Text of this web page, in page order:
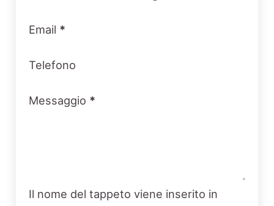
Email *
Telefono
Messaggio *
Il nome del tappeto viene inserito in